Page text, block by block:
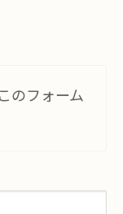
のフォーム